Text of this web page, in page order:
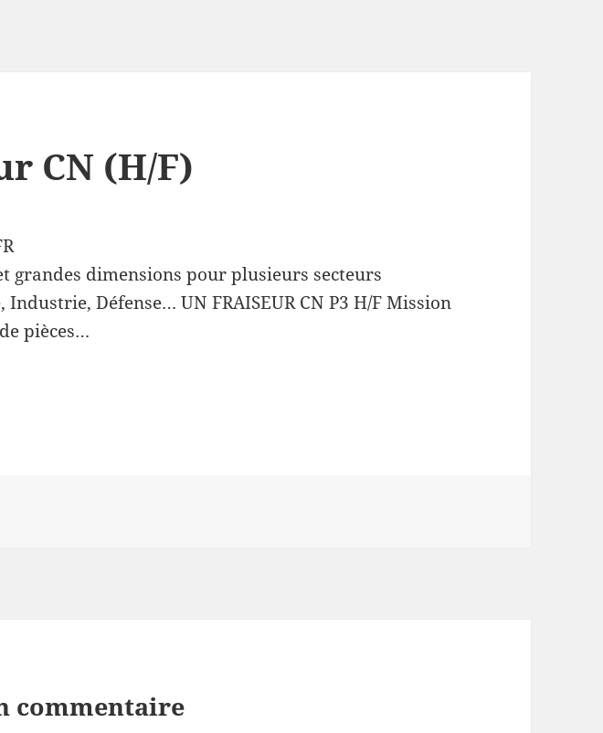
CN (H/F)
grandes dimensions pour plusieurs secteurs
Défense… UN FRAISEUR CN P3 H/F Mission
pièces…
commentaire